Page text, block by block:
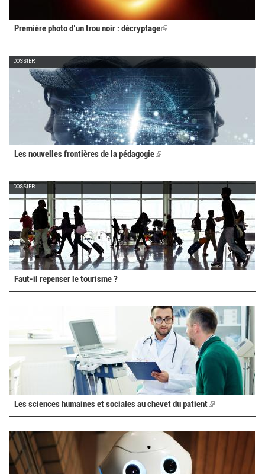
Première photo d’un trou noir : décryptage(link
DOSSIER
Les nouvelles frontières de la pédagogie(link
DOSSIER
Faut-il repenser le tourisme ?
Les sciences humaines et sociales au chevet du patient(link
is